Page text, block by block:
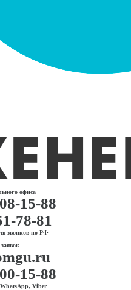
офиса
15-88
78-81
звонков по РФ
15-88
Viber